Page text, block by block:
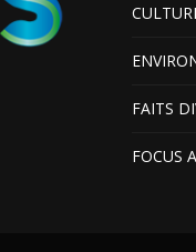
FAITS
FOCUS